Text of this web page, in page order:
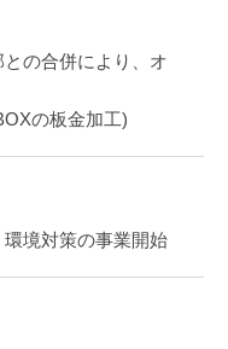
の合併により、オ
の板金加工)
境対策の事業開始